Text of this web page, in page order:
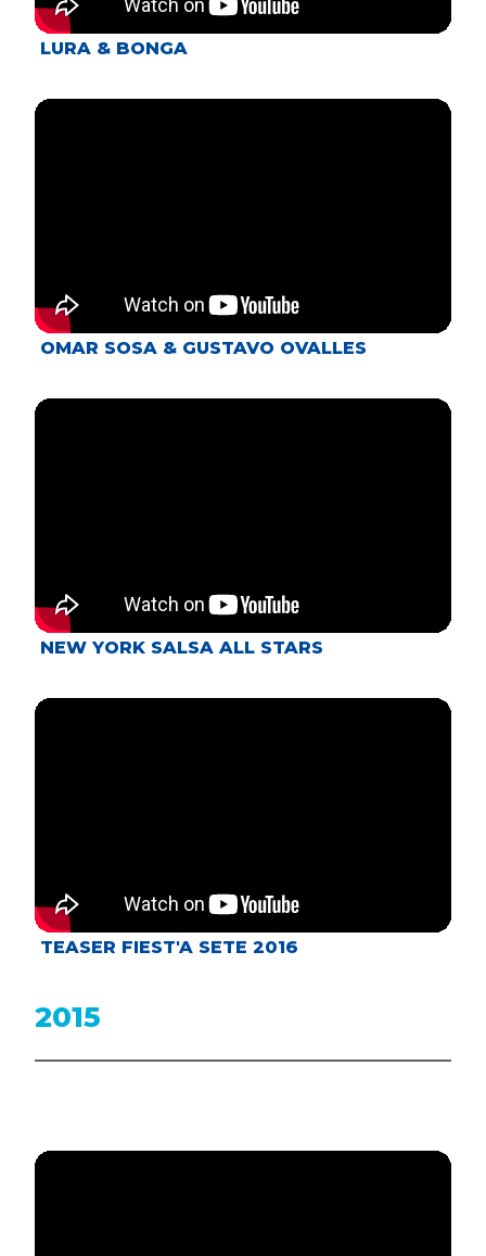
LURA & BONGA
OMAR SOSA & GUSTAVO OVALLES
NEW YORK SALSA ALL STARS
TEASER FIEST'A SETE 2016
2015